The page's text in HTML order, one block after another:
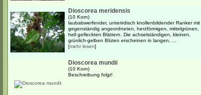
Dioscorea meridensis
(10 Korn)
laubabwerfender, unterirdisch knollenbildender Ranker mit
gegenständig angeordneten, herzförmigen, mittelgrünen,
hell gefleckten Blättern. Die achselständigen, kleinen,
grünlich-gelben Blüten erscheinen in langen, ...
[mehr lesen]
Dioscorea mundii
(10 Korn)
Beschreibung folgt!